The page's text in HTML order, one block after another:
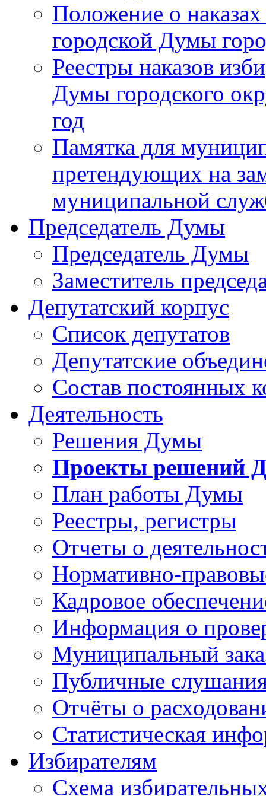
Положение о
городской Думы
Реестры наказов
Думы городского
год
Памятка для
претендующих на
муниципальной
Председатель Думы
Председатель Думы
Заместитель
Депутатский корпус
Список депутатов
Депутатские
Состав постоянных
Деятельность
Решения Думы
Проекты решений
План работы Думы
Реестры, регистры
Отчеты о
Нормативно-
Кадровое
Информация о
Муниципальный
Публичные
Отчёты о
Статистическая
Избирателям
Схема